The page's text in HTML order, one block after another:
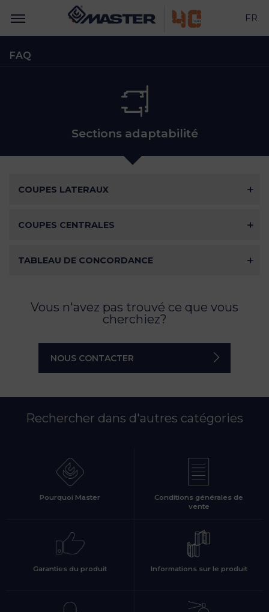
FR
FAQ
Sections adaptabilité
COUPES LATERAUX
COUPES CENTRALES
TABLEAU DE CONCORDANCE
Vous n'avez pas trouvé ce que vous
cherchiez?
NOUS CONTACTER
Rechercher dans d'autres catégories
Pourquoi Master
Conditions générales de
vente
Garanties du produit Informations sur le produit